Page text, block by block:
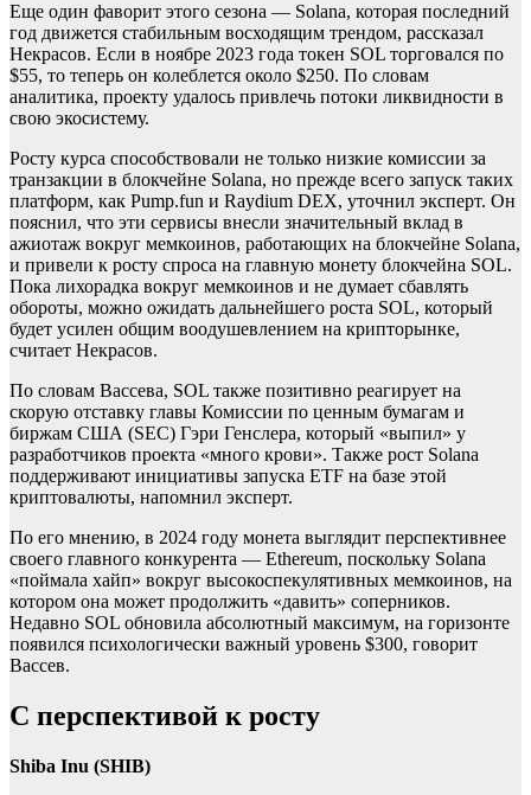
Еще один фаворит этого сезона — Solana, которая последний
год движется стабильным восходящим трендом, рассказал
Некрасов. Если в ноябре 2023 года токен SOL торговался по
$55, то теперь он колеблется около $250. По словам
аналитика, проекту удалось привлечь потоки ликвидности в
свою экосистему.
Росту курса способствовали не только низкие комиссии за
транзакции в блокчейне Solana, но прежде всего запуск таких
платформ, как Pump.fun и Raydium DEX, уточнил эксперт. Он
пояснил, что эти сервисы внесли значительный вклад в
ажиотаж вокруг мемкоинов, работающих на блокчейне Solana,
и привели к росту спроса на главную монету блокчейна SOL.
Пока лихорадка вокруг мемкоинов и не думает сбавлять
обороты, можно ожидать дальнейшего роста SOL, который
будет усилен общим воодушевлением на крипторынке,
считает Некрасов.
По словам Вассева, SOL также позитивно реагирует на
скорую отставку главы Комиссии по ценным бумагам и
биржам США (SEC) Гэри Генслера, который «выпил» у
разработчиков проекта «много крови». Также рост Solana
поддерживают инициативы запуска ETF на базе этой
криптовалюты, напомнил эксперт.
По его мнению, в 2024 году монета выглядит перспективнее
своего главного конкурента — Ethereum, поскольку Solana
«поймала хайп» вокруг высокоспекулятивных мемкоинов, на
котором она может продолжить «давить» соперников.
Недавно SOL обновила абсолютный максимум, на горизонте
появился психологически важный уровень $300, говорит
Вассев.
С перспективой к росту
Shiba Inu (SHIB)